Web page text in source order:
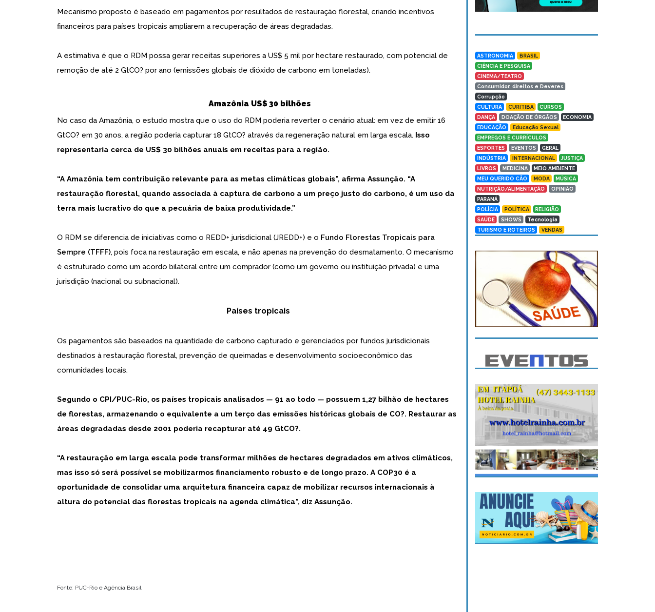
Mecanismo proposto é baseado em pagamentos por resultados de restauração florestal, criando incentivos
financeiros para países tropicais ampliarem a recuperação de áreas degradadas.
A estimativa é que o RDM possa gerar receitas superiores a US$ 5 mil por hectare restaurado, com potencial de
remoção de até 2 GtCO? por ano (emissões globais de dióxido de carbono em toneladas).
Amazônia US$ 30 bilhões
No caso da Amazônia, o estudo mostra que o uso do RDM poderia reverter o cenário atual: em vez de emitir 16
GtCO? em 30 anos, a região poderia capturar 18 GtCO? através da regeneração natural em larga escala. Isso
representaria cerca de US$ 30 bilhões anuais em receitas para a região.
“A Amazônia tem contribuição relevante para as metas climáticas globais”, afirma Assunção. “A
restauração florestal, quando associada à captura de carbono a um preço justo do carbono, é um uso da
terra mais lucrativo do que a pecuária de baixa produtividade.”
O RDM se diferencia de iniciativas como o REDD+ jurisdicional (JREDD+) e o Fundo Florestas Tropicais para
Sempre (TFFF), pois foca na restauração em escala, e não apenas na prevenção do desmatamento. O mecanismo
é estruturado como um acordo bilateral entre um comprador (como um governo ou instituição privada) e uma
jurisdição (nacional ou subnacional).
Países tropicais
Os pagamentos são baseados na quantidade de carbono capturado e gerenciados por fundos jurisdicionais
destinados à restauração florestal, prevenção de queimadas e desenvolvimento socioeconômico das
comunidades locais.
Segundo o CPI/PUC-Rio, os países tropicais analisados — 91 ao todo — possuem 1,27 bilhão de hectares
de florestas, armazenando o equivalente a um terço das emissões históricas globais de CO?. Restaurar as
áreas degradadas desde 2001 poderia recapturar até 49 GtCO?.
“A restauração em larga escala pode transformar milhões de hectares degradados em ativos climáticos,
mas isso só será possível se mobilizarmos financiamento robusto e de longo prazo. A COP30 é a
oportunidade de consolidar uma arquitetura financeira capaz de mobilizar recursos internacionais à
altura do potencial das florestas tropicais na agenda climática”, diz Assunção.
Fonte: PUC-Rio e Agência Brasil
ASTRONOMIA
BRASIL
CIÊNCIA E PESQUISA
CINEMA/TEATRO
Consumidor, direitos e Deveres
Corrupção
CULTURA
CURITIBA
CURSOS
DANÇA
DOAÇÃO DE ÓRGÃOS
ECONOMIA
EDUCAÇÃO
Educação Sexual
EMPREGOS E CURRÍCULOS
ESPORTES
EVENTOS
GERAL
INDÚSTRIA
INTERNACIONAL
JUSTIÇA
LIVROS
MEDICINA
MEIO AMBIENTE
MEU QUERIDO CÃO
MODA
MÚSICA
NUTRIÇÃO/ALIMENTAÇÃO
OPINIÃO
PARANÁ
POLÍCIA
POLÍTICA
RELIGIÃO
SAÚDE
SHOWS
Tecnologia
TURISMO E ROTEIROS
VENDAS